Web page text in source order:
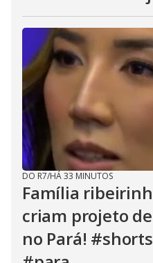
DO R7/HÁ 33 MINUTOS
Família
criam projeto
no Pará!